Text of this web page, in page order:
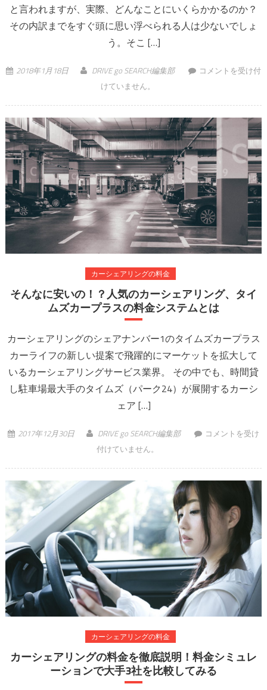
と言われますが、実際、どんなことにいくらかかるのか？
その内訳までをすぐ頭に思い浮べられる人は少ないでしょ
う。そこ […]
2018年1月18日 DRIVE go SEARCH編集部
マイカー（自家用
を徹底解説 は
コメントを受け付
けていません。
カーシェアリングの料金
そんなに安いの！？人気のカーシェアリング、タイ
ムズカープラスの料金システムとは
カーシェアリングのシェアナンバー1のタイムズカープラス
カーライフの新しい提案で飛躍的にマーケットを拡大して
いるカーシェアリングサービス業界。 その中でも、時間貸
し駐車場最大手のタイムズ（パーク24）が展開するカーシ
ェア […]
2017年12月30日 DRIVE go SEARCH編集部
そんなに安い
の料金システムと
コメントを受け
付けていません。
カーシェアリングの料金
カーシェアリングの料金を徹底説明！料金シミュレ
ーションで大手3社を比較してみる